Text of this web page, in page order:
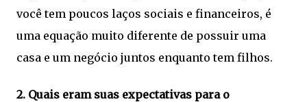
você tem poucos laços sociais e financeiros, é
uma equação muito diferente de possuir uma
casa e um negócio juntos enquanto tem filhos.
2. Quais eram suas expectativas para o